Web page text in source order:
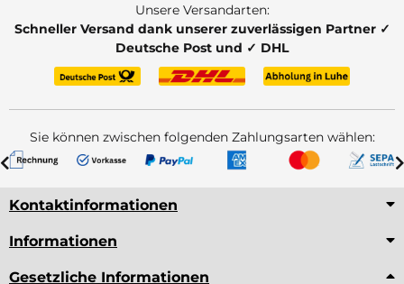
Unsere Versandarten:
Schneller Versand dank unserer zuverlässigen Partner ✓
Deutsche Post und ✓ DHL
Sie können zwischen folgenden Zahlungsarten wählen:
Kontaktinformationen
Informationen
Gesetzliche Informationen